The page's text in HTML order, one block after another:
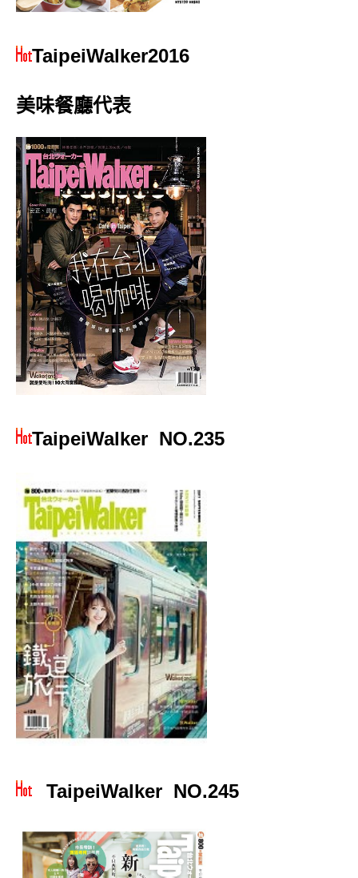
TaipeiWalker2016
美味餐廳代表
TaipeiWalker NO.235
TaipeiWalker NO.245